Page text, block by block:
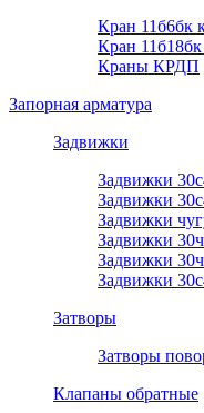
Кран 11б6бк
Кран
Краны КРДП
Запорная арматура
Задвижки
Задвижки
Задвижки
Задвижки
Задвижки
Задвижки
Задвижки
Затворы
Затворы
Клапаны обратные